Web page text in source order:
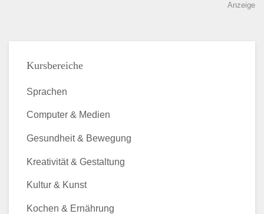
Anzeige
Kursbereiche
Sprachen
Computer & Medien
Gesundheit & Bewegung
Kreativität & Gestaltung
Kultur & Kunst
Kochen & Ernährung